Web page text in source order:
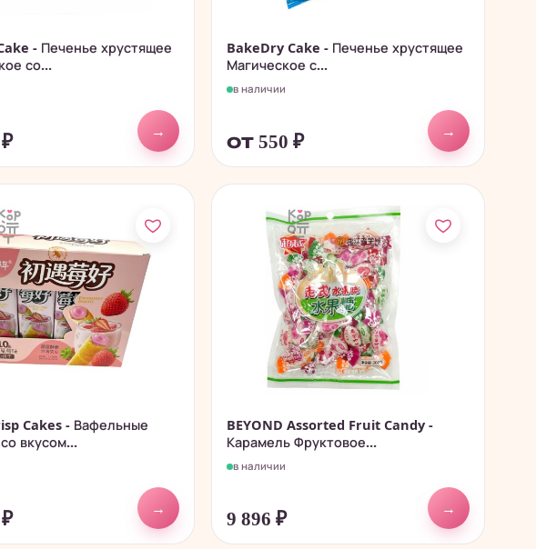
- Печенье хрустящее
со...
₽
→
BakeDry Cake - Печенье хрустящее
Магическое с...
в наличии
от 550 ₽
→
Cakes - Вафельные
вкусом...
₽
→
BEYOND Assorted Fruit Candy -
Карамель Фруктовое...
в наличии
9 896 ₽
→